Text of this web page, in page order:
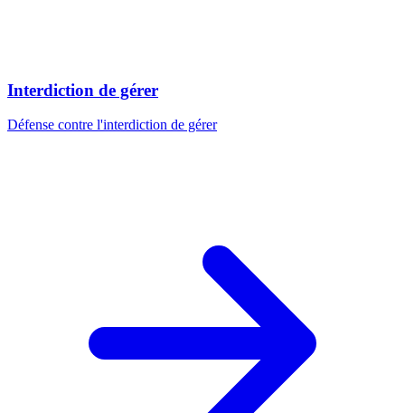
Interdiction de gérer
Défense contre l'interdiction de gérer